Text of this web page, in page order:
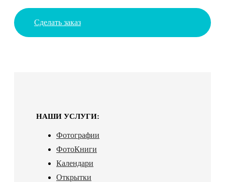
Сделать заказ
НАШИ УСЛУГИ:
Фотографии
ФотоКниги
Календари
Открытки